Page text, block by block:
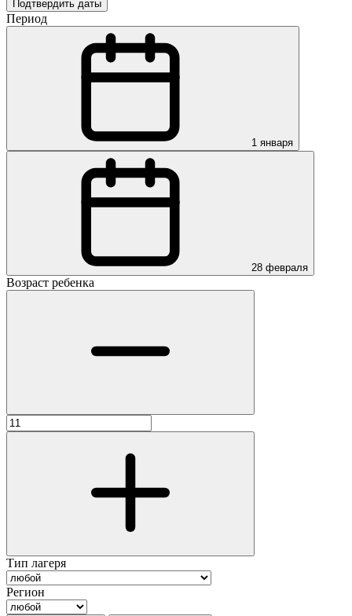
Подтвердить даты
Период
1 января
28 февраля
Возраст ребенка
Тип лагеря
Регион